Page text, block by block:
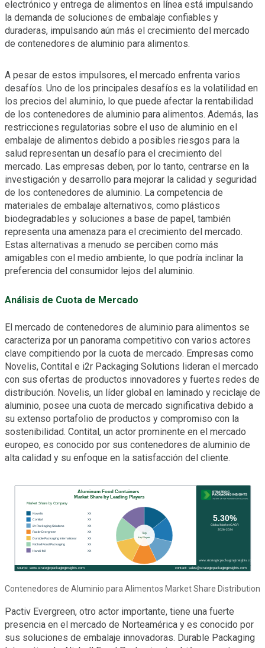
electrónico y entrega de alimentos en línea está impulsando
la demanda de soluciones de embalaje confiables y
duraderas, impulsando aún más el crecimiento del mercado
de contenedores de aluminio para alimentos.
A pesar de estos impulsores, el mercado enfrenta varios
desafíos. Uno de los principales desafíos es la volatilidad en
los precios del aluminio, lo que puede afectar la rentabilidad
de los contenedores de aluminio para alimentos. Además, las
restricciones regulatorias sobre el uso de aluminio en el
embalaje de alimentos debido a posibles riesgos para la
salud representan un desafío para el crecimiento del
mercado. Las empresas deben, por lo tanto, centrarse en la
investigación y desarrollo para mejorar la calidad y seguridad
de los contenedores de aluminio. La competencia de
materiales de embalaje alternativos, como plásticos
biodegradables y soluciones a base de papel, también
representa una amenaza para el crecimiento del mercado.
Estas alternativas a menudo se perciben como más
amigables con el medio ambiente, lo que podría inclinar la
preferencia del consumidor lejos del aluminio.
Análisis de Cuota de Mercado
El mercado de contenedores de aluminio para alimentos se
caracteriza por un panorama competitivo con varios actores
clave compitiendo por la cuota de mercado. Empresas como
Novelis, Contital e i2r Packaging Solutions lideran el mercado
con sus ofertas de productos innovadores y fuertes redes de
distribución. Novelis, un líder global en laminado y reciclaje de
aluminio, posee una cuota de mercado significativa debido a
su extenso portafolio de productos y compromiso con la
sostenibilidad. Contital, un actor prominente en el mercado
europeo, es conocido por sus contenedores de aluminio de
alta calidad y su enfoque en la satisfacción del cliente.
Contenedores de Aluminio para Alimentos Market Share Distribution
Pactiv Evergreen, otro actor importante, tiene una fuerte
presencia en el mercado de Norteamérica y es conocido por
sus soluciones de embalaje innovadoras. Durable Packaging